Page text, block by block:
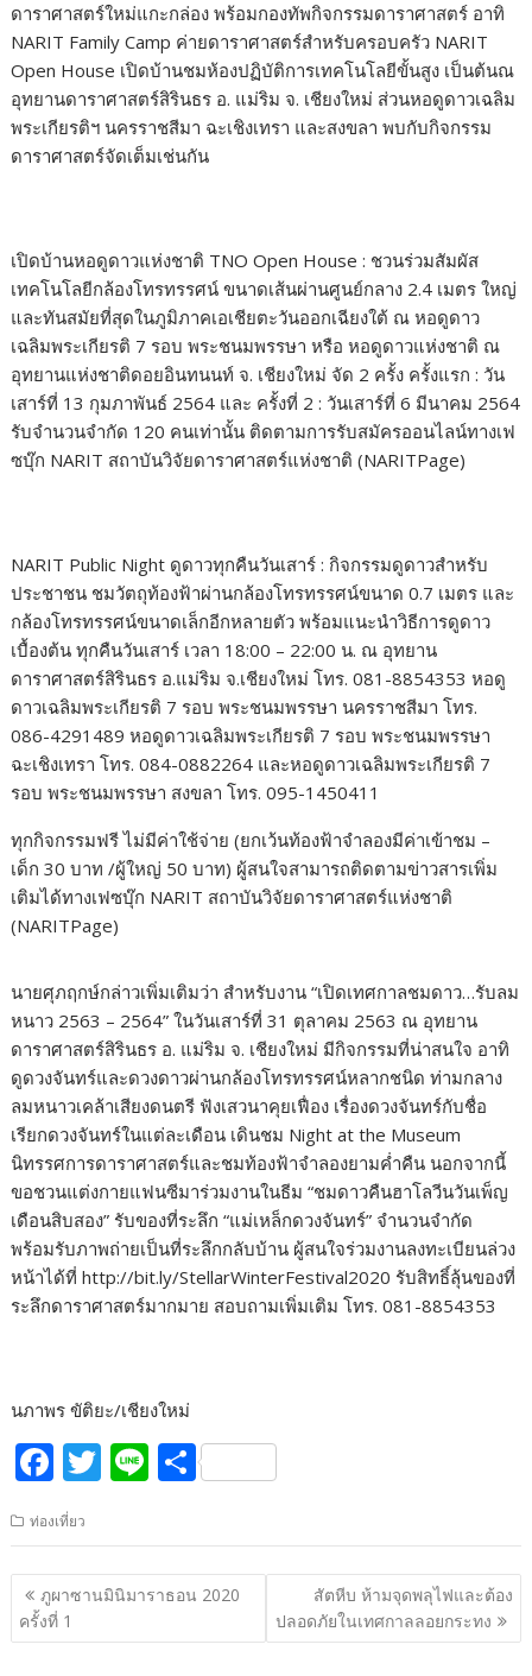
ดาราศาสตร์ใหม่แกะกล่อง พร้อมกองทัพกิจกรรมดาราศาสตร์ อาทิ
NARIT Family Camp ค่ายดาราศาสตร์สำหรับครอบครัว NARIT
Open House เปิดบ้านชมห้องปฏิบัติการเทคโนโลยีขั้นสูง เป็นต้นณ
อุทยานดาราศาสตร์สิรินธร อ. แม่ริม จ. เชียงใหม่ ส่วนหอดูดาวเฉลิม
พระเกียรติฯ นครราชสีมา ฉะเชิงเทรา และสงขลา พบกับกิจกรรม
ดาราศาสตร์จัดเต็มเช่นกัน
เปิดบ้านหอดูดาวแห่งชาติ TNO Open House : ชวนร่วมสัมผัส
เทคโนโลยีกล้องโทรทรรศน์ ขนาดเส้นผ่านศูนย์กลาง 2.4 เมตร ใหญ่
และทันสมัยที่สุดในภูมิภาคเอเชียตะวันออกเฉียงใต้ ณ หอดูดาว
เฉลิมพระเกียรติ 7 รอบ พระชนมพรรษา หรือ หอดูดาวแห่งชาติ ณ
อุทยานแห่งชาติดอยอินทนนท์ จ. เชียงใหม่ จัด 2 ครั้ง ครั้งแรก : วัน
เสาร์ที่ 13 กุมภาพันธ์ 2564 และ ครั้งที่ 2 : วันเสาร์ที่ 6 มีนาคม 2564
รับจำนวนจำกัด 120 คนเท่านั้น ติดตามการรับสมัครออนไลน์ทางเฟ
ซบุ๊ก NARIT สถาบันวิจัยดาราศาสตร์แห่งชาติ (NARITPage)
NARIT Public Night ดูดาวทุกคืนวันเสาร์ : กิจกรรมดูดาวสำหรับ
ประชาชน ชมวัตถุท้องฟ้าผ่านกล้องโทรทรรศน์ขนาด 0.7 เมตร และ
กล้องโทรทรรศน์ขนาดเล็กอีกหลายตัว พร้อมแนะนำวิธีการดูดาว
เบื้องต้น ทุกคืนวันเสาร์ เวลา 18:00 – 22:00 น. ณ อุทยาน
ดาราศาสตร์สิรินธร อ.แม่ริม จ.เชียงใหม่ โทร. 081-8854353 หอดู
ดาวเฉลิมพระเกียรติ 7 รอบ พระชนมพรรษา นครราชสีมา โทร.
086-4291489 หอดูดาวเฉลิมพระเกียรติ 7 รอบ พระชนมพรรษา
ฉะเชิงเทรา โทร. 084-0882264 และหอดูดาวเฉลิมพระเกียรติ 7
รอบ พระชนมพรรษา สงขลา โทร. 095-1450411 ​
ทุกกิจกรรมฟรี ไม่มีค่าใช้จ่าย (ยกเว้นท้องฟ้าจำลองมีค่าเข้าชม –
เด็ก 30 บาท /ผู้ใหญ่ 50 บาท) ผู้สนใจสามารถติดตามข่าวสารเพิ่ม
เติมได้ทางเฟซบุ๊ก NARIT สถาบันวิจัยดาราศาสตร์แห่งชาติ
(NARITPage)
นายศุภฤกษ์กล่าวเพิ่มเติมว่า สำหรับงาน “เปิดเทศกาลชมดาว…รับลม
หนาว 2563 – 2564” ในวันเสาร์ที่ 31 ตุลาคม 2563 ณ อุทยาน
ดาราศาสตร์สิรินธร อ. แม่ริม จ. เชียงใหม่ มีกิจกรรมที่น่าสนใจ อาทิ
ดูดวงจันทร์และดวงดาวผ่านกล้องโทรทรรศน์หลากชนิด ท่ามกลาง
ลมหนาวเคล้าเสียงดนตรี ฟังเสวนาคุยเฟื่อง เรื่องดวงจันทร์กับชื่อ
เรียกดวงจันทร์ในแต่ละเดือน เดินชม Night at the Museum
นิทรรศการดาราศาสตร์และชมท้องฟ้าจำลองยามค่ำคืน นอกจากนี้
ขอชวนแต่งกายแฟนซีมาร่วมงานในธีม “ชมดาวคืนฮาโลวีนวันเพ็ญ
เดือนสิบสอง” รับของที่ระลึก “แม่เหล็กดวงจันทร์” จำนวนจำกัด
พร้อมรับภาพถ่ายเป็นที่ระลึกกลับบ้าน ผู้สนใจร่วมงานลงทะเบียนล่วง
หน้าได้ที่ http://bit.ly/StellarWinterFestival2020 รับสิทธิ์ลุ้นของที่
ระลึกดาราศาสตร์มากมาย สอบถามเพิ่มเติม โทร. 081-8854353
นภาพร ขัติยะ/เชียงใหม่
F
ac
e
b
o
o
T
itt
er
Li
e
S
ar
e
ท่องเที่ยว
แนะแนว
เรื่อง
ภูผาซานมินิมาราธอน 2020
ครั้งที่ 1
สัตหีบ ห้ามจุดพลุไฟและต้อง
ปลอดภัยในเทศกาลลอยกระทง